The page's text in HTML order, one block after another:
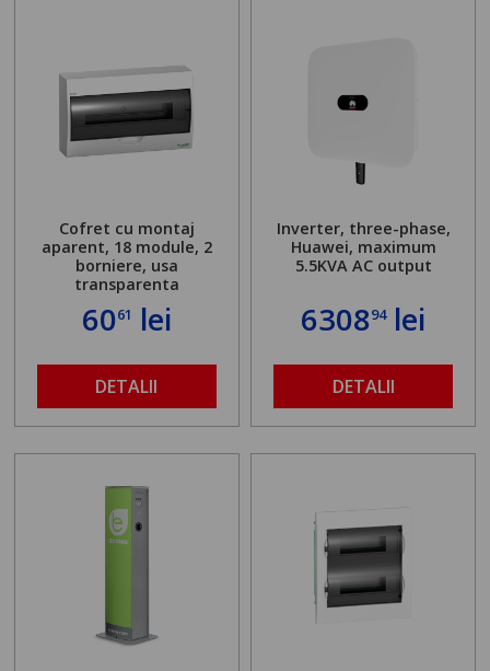
Cofret cu montaj
aparent, 18 module, 2
borniere, usa
transparenta
6061 lei
DETALII
Inverter, three-phase,
Huawei, maximum
5.5KVA AC output
630894lei
DETALII